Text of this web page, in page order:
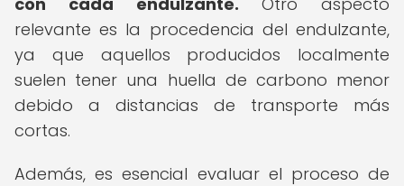
relevante es la procedencia del endulzante,
ya que aquellos producidos localmente
suelen tener una huella de carbono menor
debido a distancias de transporte más
cortas.
Además, es esencial evaluar el proceso de